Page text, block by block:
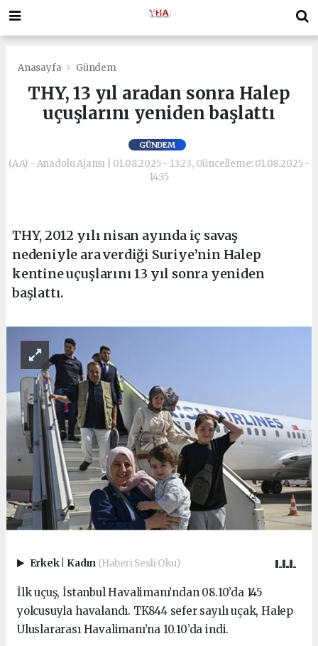
Anasayfa Gündem
THY, 13 yıl aradan sonra Halep
uçuşlarını yeniden başlattı
GÜNDEM
(AA) - Anadolu Ajansı | 01.08.2025 - 13:23, Güncelleme: 01.08.2025 -
14:35
THY, 2012 yılı nisan ayında iç savaş
nedeniyle ara verdiği Suriye’nin Halep
kentine uçuşlarını 13 yıl sonra yeniden
başlattı.
Erkek Kadın (Haberi Sesli Oku)
İlk uçuş, İstanbul Havalimanı’ndan 08.10’da 145
yolcusuyla havalandı. TK844 sefer sayılı uçak, Halep
Uluslararası Havalimanı’na 10.10’da indi.